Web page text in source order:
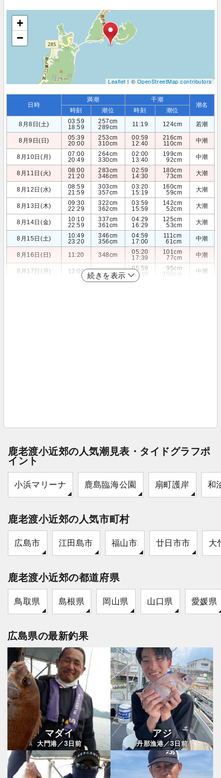
+
−
Leaflet| ©OpenStreetMap contributors
日時
満潮 干潮
潮名
時刻 潮位 時刻
潮位
8月8日(土)
03:59
18:59
257cm
289cm
11:19 124cm 若潮
8月9日(日)
05:39
20:00
253cm
310cm
00:59
12:40
216cm
110cm
中潮
8月10日(月)
07:00
20:49
264cm
330cm
02:00
13:40
199cm
92cm
中潮
8月11日(火)
08:00
21:20
283cm
346cm
02:59
14:30
180cm
73cm
大潮
8月12日(水)
08:59
21:59
303cm
357cm
03:20
15:19
160cm
59cm
大潮
8月13日(木)
09:30
22:29
322cm
362cm
03:59
15:59
142cm
52cm
大潮
8月14日(金)
10:10
22:59
337cm
361cm
04:29
16:29
125cm
53cm
大潮
8月15日(土)
10:49
23:20
346cm
356cm
04:59
17:00
111cm
61cm
中潮
8月16日(日) 11:20 348cm
05:20
17:39
101cm
77cm
中潮
8月17日(月) 12:00 342cm
05:59
18:10
95cm
100cm
中潮
続きを表示
鹿老渡小近郊の人気潮見表・タイドグラフポ
イント
小浜マリーナ 鹿島臨海公園 扇町護岸 和
鹿老渡小近郊の人気市町村
広島市 江田島市 福山市 廿日市市 大
鹿老渡小近郊の都道府県
鳥取県 島根県 岡山県 山口県 愛媛県
広島県の最新釣果
マダイ
大門港／3 日前
アジ
丹那漁港／3日前